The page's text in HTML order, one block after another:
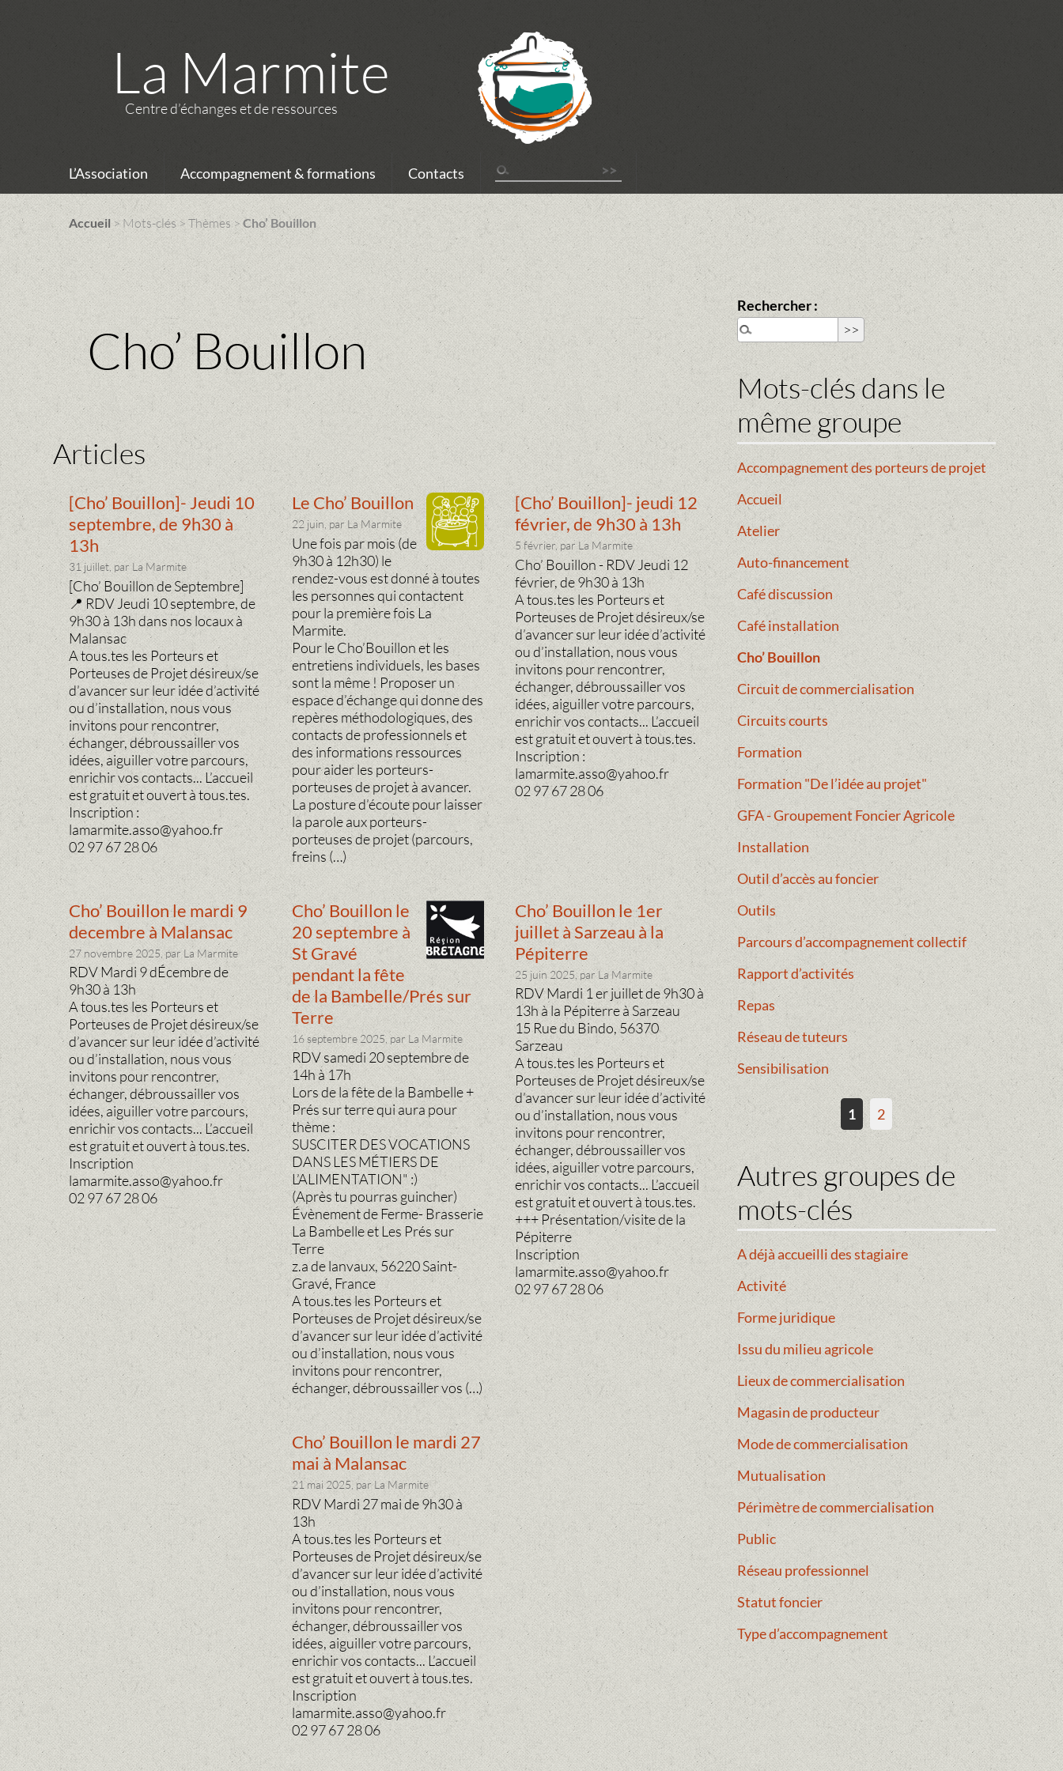
La Marmite
Centre d’échanges et de ressources
L’Association Accompagnement & formations Contacts
Accueil> Mots-clés > Thèmes >Cho’ Bouillon
Cho’ Bouillon
Articles
[Cho’ Bouillon]- Jeudi 10
septembre, de 9h30 à
13h
31 juillet, par La Marmite
[Cho’ Bouillon de Septembre]
📍 RDV Jeudi 10 septembre, de
9h30 à 13h dans nos locaux à
Malansac
A tous.tes les Porteurs et
Porteuses de Projet désireux/se
d’avancer sur leur idée d’activité
ou d’installation, nous vous
invitons pour rencontrer,
échanger, débroussailler vos
idées, aiguiller votre parcours,
enrichir vos contacts... L’accueil
est gratuit et ouvert à tous.tes.
Inscription :
lamarmite.asso@yahoo.fr
02 97 67 28 06
Le Cho’ Bouillon
22 juin, par La Marmite
Une fois par mois (de
9h30 à 12h30) le
rendez-vous est donné à toutes
les personnes qui contactent
pour la première fois La
Marmite.
Pour le Cho’Bouillon et les
entretiens individuels, les bases
sont la même ! Proposer un
espace d’échange qui donne des
repères méthodologiques, des
contacts de professionnels et
des informations ressources
pour aider les porteurs-
porteuses de projet à avancer.
La posture d’écoute pour laisser
la parole aux porteurs-
porteuses de projet (parcours,
freins (…)
[Cho’ Bouillon]- jeudi 12
février, de 9h30 à 13h
5 février, par La Marmite
Cho’ Bouillon - RDV Jeudi 12
février, de 9h30 à 13h
A tous.tes les Porteurs et
Porteuses de Projet désireux/se
d’avancer sur leur idée d’activité
ou d’installation, nous vous
invitons pour rencontrer,
échanger, débroussailler vos
idées, aiguiller votre parcours,
enrichir vos contacts... L’accueil
est gratuit et ouvert à tous.tes.
Inscription :
lamarmite.asso@yahoo.fr
02 97 67 28 06
Cho’ Bouillon le mardi 9
decembre à Malansac
27 novembre 2025, par La Marmite
RDV Mardi 9 dÉcembre de
9h30 à 13h
A tous.tes les Porteurs et
Porteuses de Projet désireux/se
d’avancer sur leur idée d’activité
ou d’installation, nous vous
invitons pour rencontrer,
échanger, débroussailler vos
idées, aiguiller votre parcours,
enrichir vos contacts... L’accueil
est gratuit et ouvert à tous.tes.
Inscription
lamarmite.asso@yahoo.fr
02 97 67 28 06
Cho’ Bouillon le
20 septembre à
St Gravé
pendant la fête
de la Bambelle/Prés sur
Terre
16 septembre 2025, par La Marmite
RDV samedi 20 septembre de
14h à 17h
Lors de la fête de la Bambelle +
Prés sur terre qui aura pour
thème :
SUSCITER DES VOCATIONS
DANS LES MÉTIERS DE
L’ALIMENTATION" :)
(Après tu pourras guincher)
Évènement de Ferme- Brasserie
La Bambelle et Les Prés sur
Terre
z.a de lanvaux, 56220 Saint-
Gravé, France
A tous.tes les Porteurs et
Porteuses de Projet désireux/se
d’avancer sur leur idée d’activité
ou d’installation, nous vous
invitons pour rencontrer,
échanger, débroussailler vos (…)
Cho’ Bouillon le 1er
juillet à Sarzeau à la
Pépiterre
25 juin 2025, par La Marmite
RDV Mardi 1 er juillet de 9h30 à
13h à la Pépiterre à Sarzeau
15 Rue du Bindo, 56370
Sarzeau
A tous.tes les Porteurs et
Porteuses de Projet désireux/se
d’avancer sur leur idée d’activité
ou d’installation, nous vous
invitons pour rencontrer,
échanger, débroussailler vos
idées, aiguiller votre parcours,
enrichir vos contacts... L’accueil
est gratuit et ouvert à tous.tes.
+++ Présentation/visite de la
Pépiterre
Inscription
lamarmite.asso@yahoo.fr
02 97 67 28 06
Cho’ Bouillon le mardi 27
mai à Malansac
21 mai 2025, par La Marmite
RDV Mardi 27 mai de 9h30 à
13h
A tous.tes les Porteurs et
Porteuses de Projet désireux/se
d’avancer sur leur idée d’activité
ou d’installation, nous vous
invitons pour rencontrer,
échanger, débroussailler vos
idées, aiguiller votre parcours,
enrichir vos contacts... L’accueil
est gratuit et ouvert à tous.tes.
Inscription
lamarmite.asso@yahoo.fr
02 97 67 28 06
Rechercher :
Mots-clés dans le
même groupe
Accompagnement des porteurs de projet
Accueil
Atelier
Auto-financement
Café discussion
Café installation
Cho’ Bouillon
Circuit de commercialisation
Circuits courts
Formation
Formation "De l’idée au projet"
GFA - Groupement Foncier Agricole
Installation
Outil d’accès au foncier
Outils
Parcours d’accompagnement collectif
Rapport d’activités
Repas
Réseau de tuteurs
Sensibilisation
1 2
Autres groupes de
mots-clés
A déjà accueilli des stagiaire
Activité
Forme juridique
Issu du milieu agricole
Lieux de commercialisation
Magasin de producteur
Mode de commercialisation
Mutualisation
Périmètre de commercialisation
Public
Réseau professionnel
Statut foncier
Type d’accompagnement